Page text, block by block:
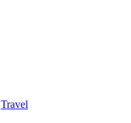
Travel